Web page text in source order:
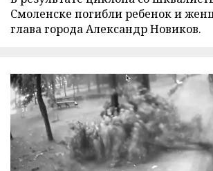
Смоленске погибли ребенок и
глава города Александр Новиков.